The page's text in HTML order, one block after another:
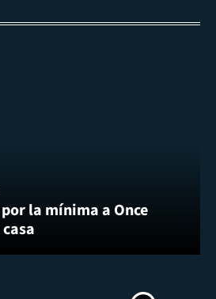
la mínima a Once